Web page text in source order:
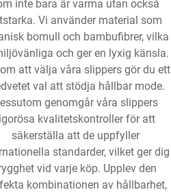
inte bara är varma utan också
Vi använder material som
bomull och bambufibrer, vilka
och ger en lyxig känsla.
att välja våra slippers gör du ett
val att stödja hållbar mode.
genomgår våra slippers
kvalitetskontroller för att
säkerställa att de uppfyller
standarder, vilket ger dig
vid varje köp. Upplev den
kombinationen av hållbarhet,